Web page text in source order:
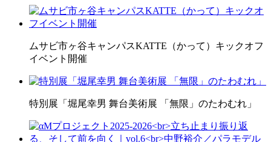
ムサビ市ヶ谷キャンパスKATTE（かって）キックオフ
イベント開催
特別展「堀尾幸男 舞台美術展 「無限」のたわむれ」